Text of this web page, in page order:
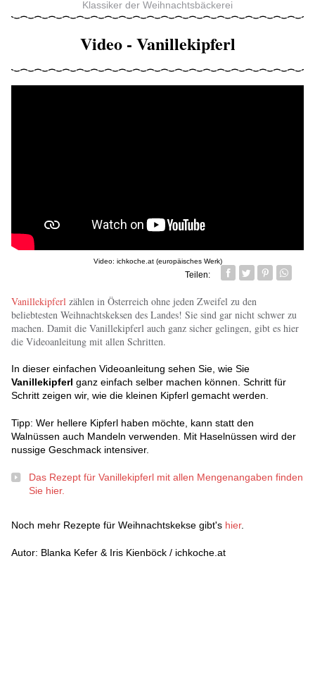
Klassiker der Weihnachtsbäckerei
Video - Vanillekipferl
Video: ichkoche.at (europäisches Werk)
Teilen:
Facebook
TwitterPin it
Vanillekipferl zählen in Österreich ohne jeden Zweifel zu den
beliebtesten Weihnachtskeksen des Landes! Sie sind gar nicht schwer zu
machen. Damit die Vanillekipferl auch ganz sicher gelingen, gibt es hier
die Videoanleitung mit allen Schritten.
In dieser einfachen Videoanleitung sehen Sie, wie Sie
Vanillekipferl ganz einfach selber machen können. Schritt für
Schritt zeigen wir, wie die kleinen Kipferl gemacht werden.
Tipp: Wer hellere Kipferl haben möchte, kann statt den
Walnüssen auch Mandeln verwenden. Mit Haselnüssen wird der
nussige Geschmack intensiver.
Das Rezept für Vanillekipferl mit allen Mengenangaben finden
Sie hier.
Noch mehr Rezepte für Weihnachtskekse gibt's hier.
Autor: Blanka Kefer & Iris Kienböck / ichkoche.at